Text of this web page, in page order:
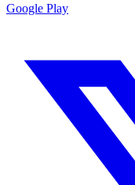
Google Play